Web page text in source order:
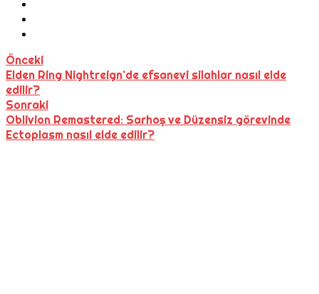
Önceki
Elden Ring Nightreign’de efsanevi silahlar nasıl elde
edilir?
Sonraki
Oblivion Remastered: Sarhoş ve Düzensiz görevinde
Ectoplasm nasıl elde edilir?